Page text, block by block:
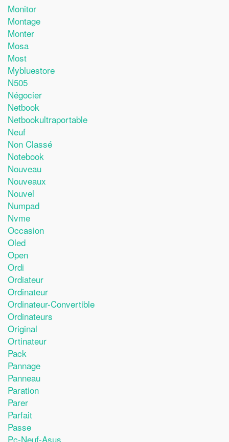
Monitor
Montage
Monter
Mosa
Most
Mybluestore
N505
Négocier
Netbook
Netbookultraportable
Neuf
Non Classé
Notebook
Nouveau
Nouveaux
Nouvel
Numpad
Nvme
Occasion
Oled
Open
Ordi
Ordiateur
Ordinateur
Ordinateur-Convertible
Ordinateurs
Original
Ortinateur
Pack
Pannage
Panneau
Paration
Parer
Parfait
Passe
Pc-Neuf-Asus